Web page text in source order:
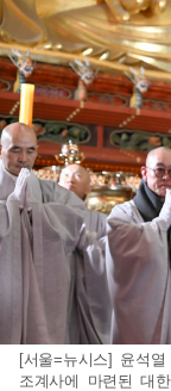
[서울=뉴시스] 윤석
조계사에 마련된 대